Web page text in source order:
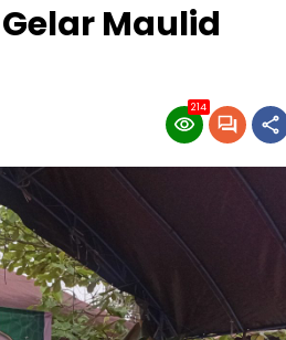
Maulid
214